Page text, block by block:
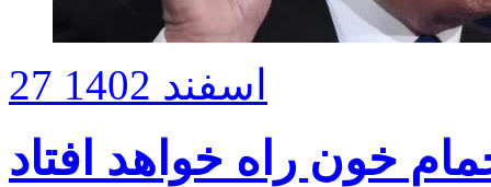
27 اسفند 1402
خون راه خواهد افتاد